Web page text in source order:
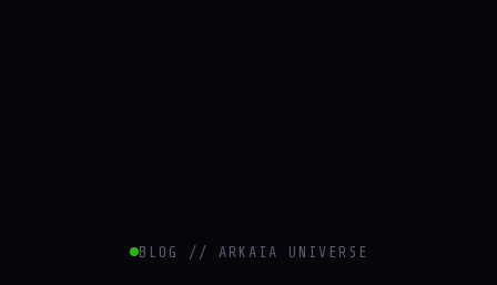
BLOG // ARKAIA UNIVERSE